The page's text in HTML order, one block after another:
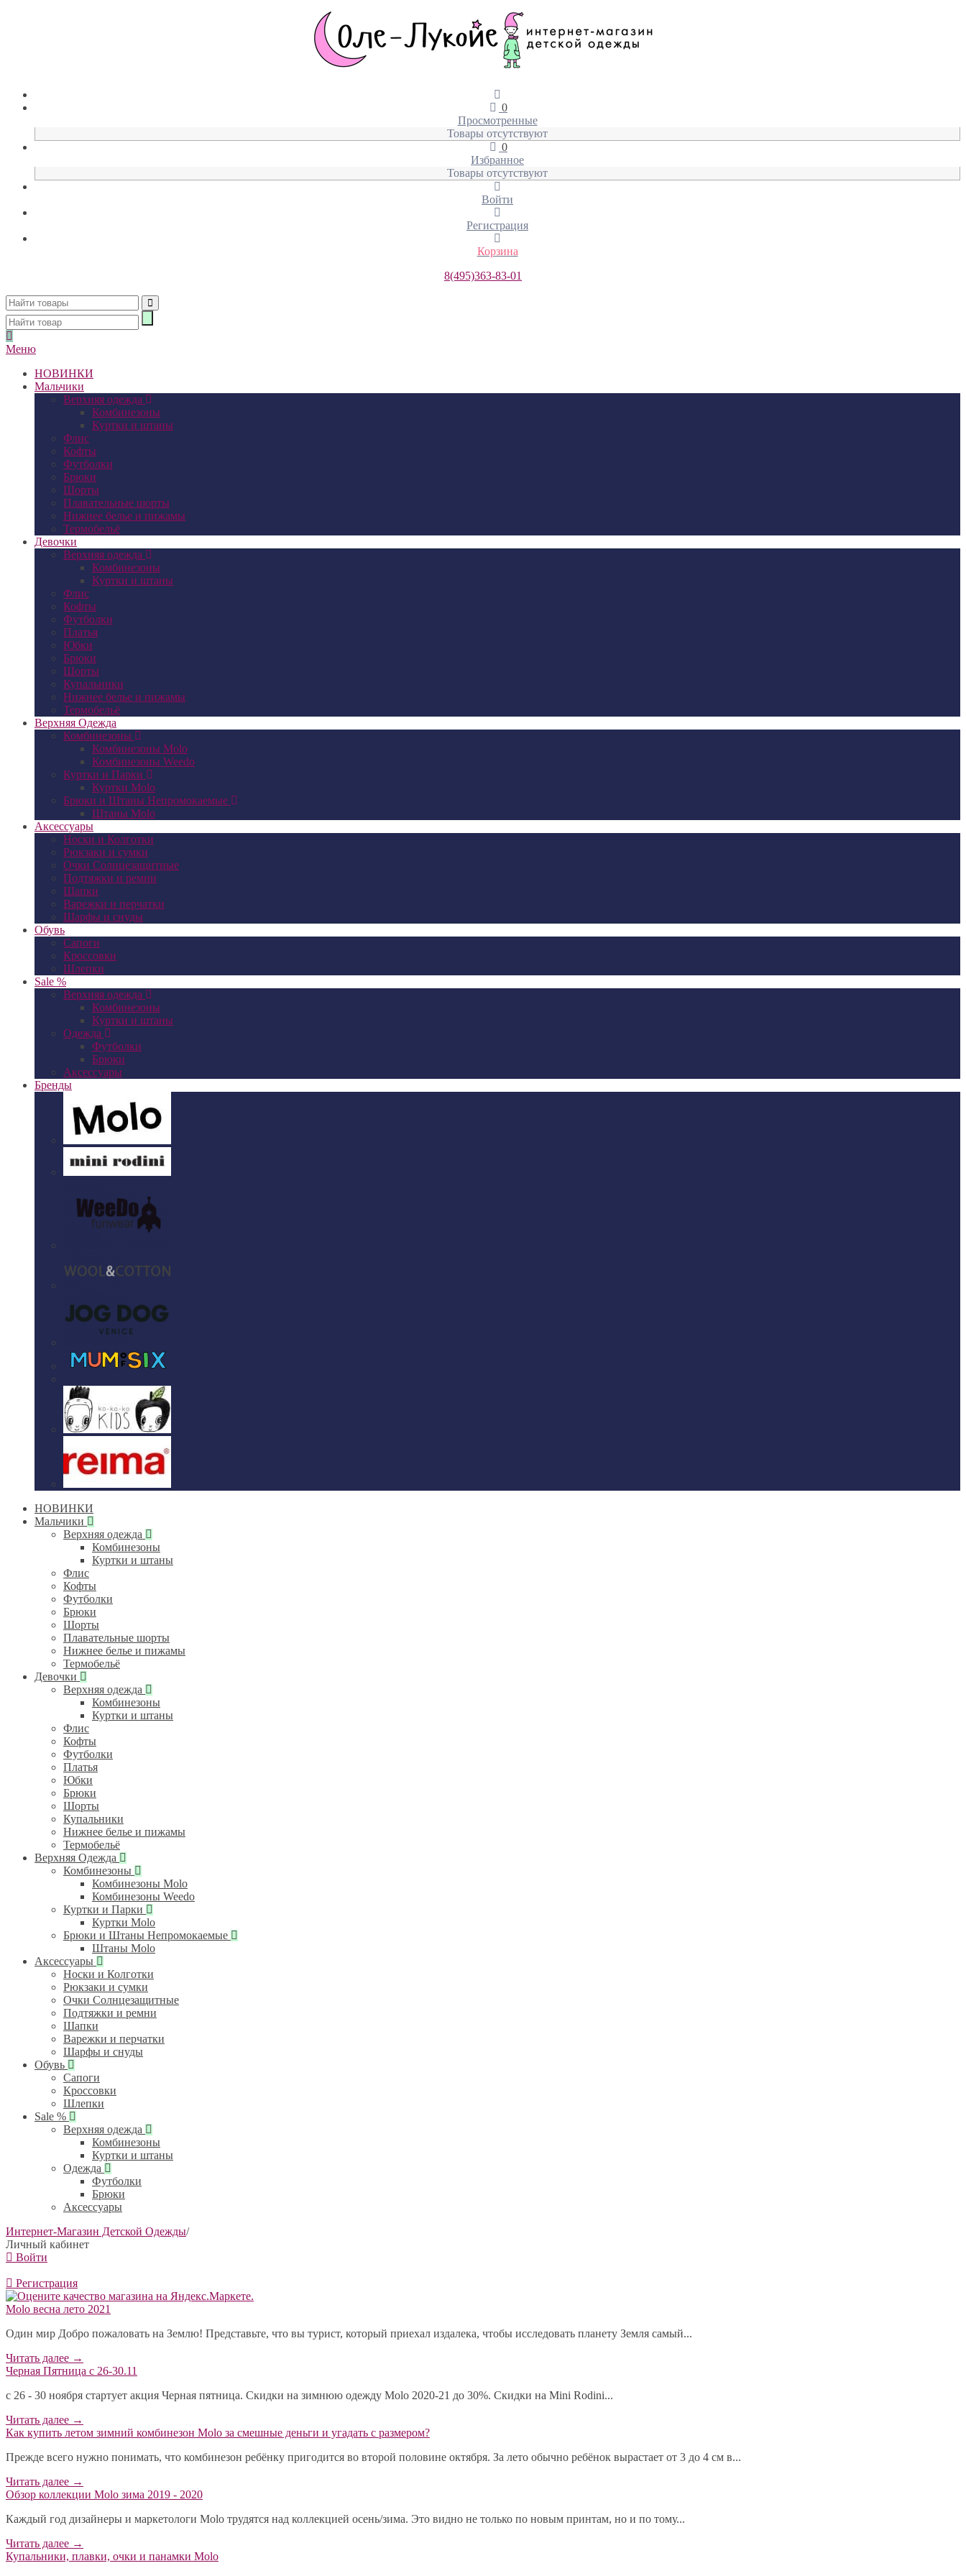
0
Просмотренные
Товары отсутствуют
0
Избранное
Товары отсутствуют
Войти
Регистрация
Корзина
8(495)363-83-01
Меню
НОВИНКИ
Мальчики
Верхняя одежда
Комбинезоны
Куртки и штаны
Флис
Кофты
Футболки
Брюки
Шорты
Плавательные шорты
Нижнее белье и пижамы
Термобельё
Девочки
Верхняя одежда
Комбинезоны
Куртки и штаны
Флис
Кофты
Футболки
Платья
Юбки
Брюки
Шорты
Купальники
Нижнее белье и пижамы
Термобельё
Верхняя Одежда
Комбинезоны
Комбинезоны Molo
Комбинезоны Weedo
Куртки и Парки
Куртки Molo
Брюки и Штаны Непромокаемые
Штаны Molo
Аксессуары
Носки и Колготки
Рюкзаки и сумки
Очки Солнцезащитные
Подтяжки и ремни
Шапки
Варежки и перчатки
Шарфы и снуды
Обувь
Сапоги
Кроссовки
Шлепки
Sale %
Верхняя одежда
Комбинезоны
Куртки и штаны
Одежда
Футболки
Брюки
Аксессуары
Бренды
НОВИНКИ
Мальчики
Верхняя одежда
Комбинезоны
Куртки и штаны
Флис
Кофты
Футболки
Брюки
Шорты
Плавательные шорты
Нижнее белье и пижамы
Термобельё
Девочки
Верхняя одежда
Комбинезоны
Куртки и штаны
Флис
Кофты
Футболки
Платья
Юбки
Брюки
Шорты
Купальники
Нижнее белье и пижамы
Термобельё
Верхняя Одежда
Комбинезоны
Комбинезоны Molo
Комбинезоны Weedo
Куртки и Парки
Куртки Molo
Брюки и Штаны Непромокаемые
Штаны Molo
Аксессуары
Носки и Колготки
Рюкзаки и сумки
Очки Солнцезащитные
Подтяжки и ремни
Шапки
Варежки и перчатки
Шарфы и снуды
Обувь
Сапоги
Кроссовки
Шлепки
Sale %
Верхняя одежда
Комбинезоны
Куртки и штаны
Одежда
Футболки
Брюки
Аксессуары
Интернет-Магазин Детской Одежды/
Личный кабинет
Войти
Регистрация
Molo весна лето 2021
Один мир Добро пожаловать на Землю! Представьте, что вы турист, который приехал издалека, чтобы исследовать планету Земля самый...
Читать далее →
Черная Пятница с 26-30.11
с 26 - 30 ноября стартует акция Черная пятница. Скидки на зимнюю одежду Molo 2020-21 до 30%. Скидки на Mini Rodini...
Читать далее →
​Как купить летом зимний комбинезон Molo за смешные деньги и угадать с размером?
Прежде всего нужно понимать, что комбинезон ребёнку пригодится во второй половине октября. За лето обычно ребёнок вырастает от 3 до 4 см в...
Читать далее →
Обзор коллекции Molo зима 2019 - 2020
Каждый год дизайнеры и маркетологи Molo трудятся над коллекцией осень/зима. Это видно не только по новым принтам, но и по тому...
Читать далее →
Купальники, плавки, очки и панамки Molo